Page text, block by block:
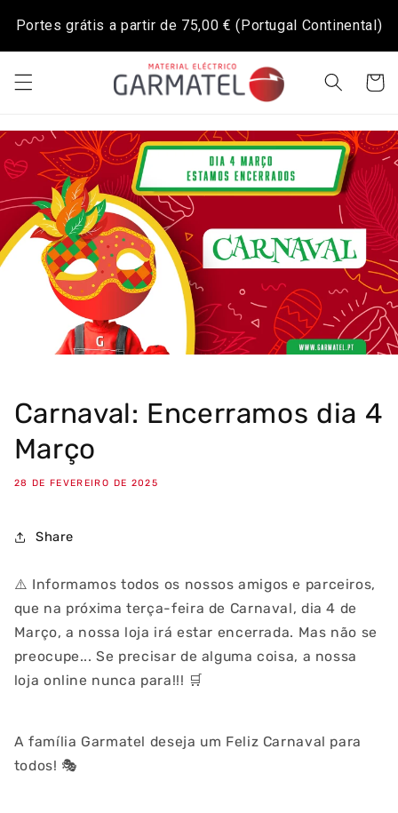
Portes grátis a partir de 75,00 € (Portugal Continental)
para o
conteúdo
Carnaval: Encerramos dia 4
Março
28 DE FEVEREIRO DE 2025
Share
⚠️ Informamos todos os nossos amigos e parceiros,
que na próxima terça-feira de Carnaval, dia 4 de
Março, a nossa loja irá estar encerrada. Mas não se
preocupe... Se precisar de alguma coisa, a nossa
loja online nunca para!!! 🛒
A família Garmatel deseja um Feliz Carnaval para
todos! 🎭